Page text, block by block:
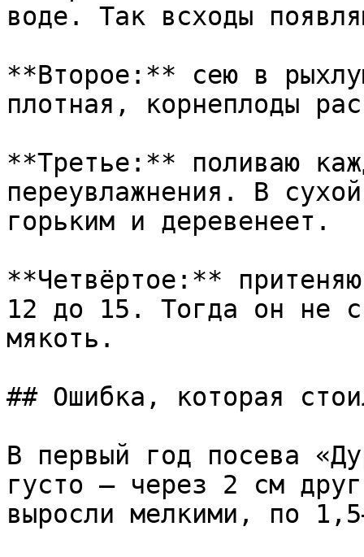
воде. Так всходы
**Второе:** сею в
плотная, корнеплоды
**Третье:** поливаю
переувлажнения. В
горьким и деревенеет.
**Четвёртое:**
12 до 15. Тогда он не
мякоть.
## Ошибка, которая
В первый год посева
густо — через 2 см
выросли мелкими, по